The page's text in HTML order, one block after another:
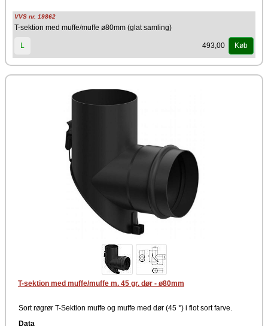
VVS nr. 19862
T-sektion med muffe/muffe ø80mm (glat samling)
L 493,00 Køb
T-sektion med muffe/muffe m. 45 gr. dør - ø80mm
Sort røgrør T-Sektion muffe og muffe med dør (45 °) i flot sort farve.
Data